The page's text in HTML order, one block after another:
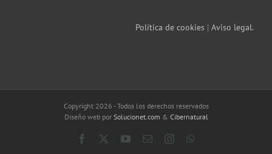
Política de cookies | Aviso legal.
Copyright 2026 - Todos los derechos reservados
Diseño web por Solucionet.com & Cibernatural
Facebook YouTube
CorreoInstagram